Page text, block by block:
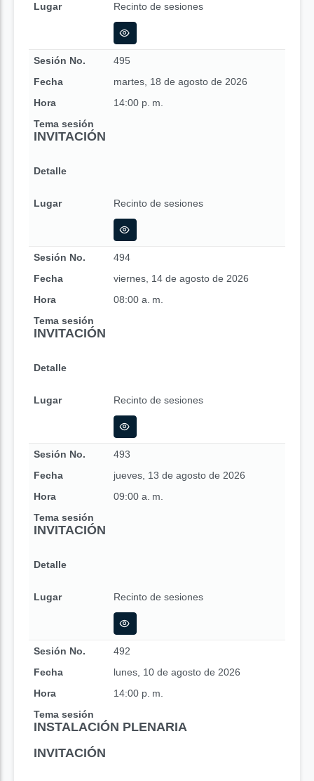
Lugar Recinto de sesiones
Sesión No.
495
Fecha
martes, 18 de agosto de 2026
Hora
14:00 p. m.
Tema sesión
INVITACIÓN
Detalle
Lugar Recinto de sesiones
Sesión No.
494
Fecha
viernes, 14 de agosto de 2026
Hora
08:00 a. m.
Tema sesión
INVITACIÓN
Detalle
Lugar Recinto de sesiones
Sesión No.
493
Fecha
jueves, 13 de agosto de 2026
Hora
09:00 a. m.
Tema sesión
INVITACIÓN
Detalle
Lugar Recinto de sesiones
Sesión No.
492
Fecha
lunes, 10 de agosto de 2026
Hora
14:00 p. m.
Tema sesión
INSTALACIÓN PLENARIA
INVITACIÓN